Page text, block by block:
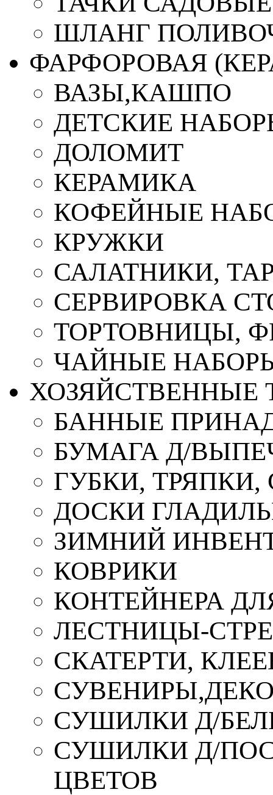
ШЛАНГ
ФАРФОРОВАЯ
ВАЗЫ,КАШПО
ДЕТСКИЕ
ДОЛОМИТ
КЕРАМИКА
КОФЕЙНЫЕ
КРУЖКИ
САЛАТНИКИ,
СЕРВИРОВКА
ТОРТОВНИЦЫ,
ЧАЙНЫЕ
ХОЗЯЙСТВЕННЫЕ
БАННЫЕ
БУМАГА Д/
ГУБКИ,
ДОСКИ
ЗИМНИЙ
КОВРИКИ
КОНТЕЙНЕРА
ЛЕСТНИЦЫ-
СКАТЕРТИ,
СУШИЛКИ Д/
СУШИЛКИ Д/
ЦВЕТОВ